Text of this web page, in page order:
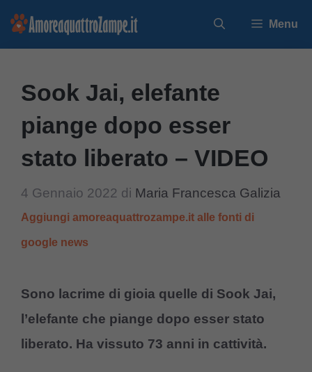
Vai
Menu
Sook Jai, elefante
piange dopo esser
stato liberato – VIDEO
4 Gennaio 2022 di Maria Francesca Galizia
Aggiungi amoreaquattrozampe.it alle fonti di
google news
Sono lacrime di gioia quelle di Sook Jai,
l’elefante che piange dopo esser stato
liberato. Ha vissuto 73 anni in cattività.